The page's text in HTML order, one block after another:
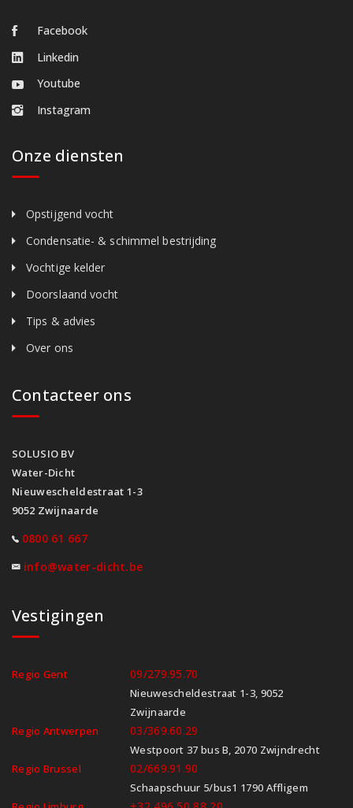
Facebook
Linkedin
Youtube
Instagram
Onze diensten
Opstijgend vocht
Condensatie- & schimmel bestrijding
Vochtige kelder
Doorslaand vocht
Tips & advies
Over ons
Contacteer ons
SOLUSIO BV
Water-Dicht
Nieuwescheldestraat 1-3
9052 Zwijnaarde
0800 61 667
info@water-dicht.be
Vestigingen
Regio Gent 09/279.95.70
Nieuwescheldestraat 1-3, 9052
Zwijnaarde
Regio Antwerpen
03/369.60.29
Westpoort 37 bus B, 2070 Zwijndrecht
Regio Brussel
02/669.91.90
Schaapschuur 5/bus1 1790 Affligem